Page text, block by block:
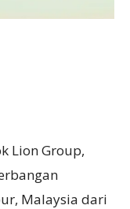
Lion Group,
Malaysia dari